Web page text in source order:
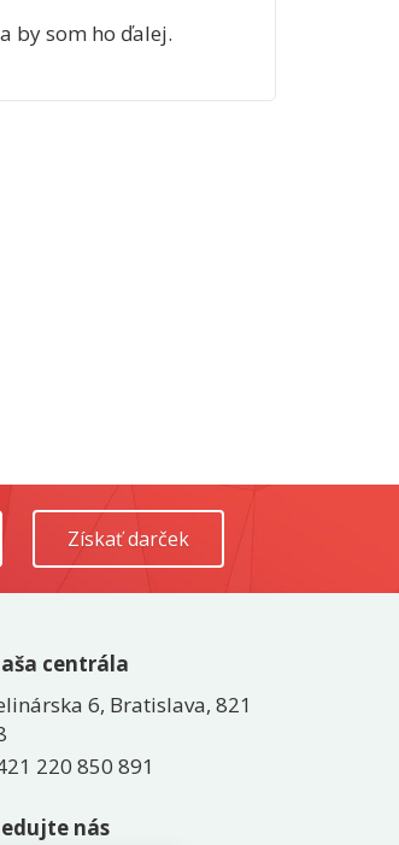
by som ho ďalej.
centrála
6, Bratislava, 821
220 850 891
nás